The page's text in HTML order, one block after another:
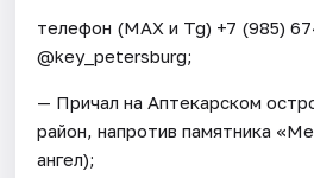
телефон (МАХ и Tg) +7 (985)
@key_petersburg;
— Причал на Аптекарском
район, напротив памятника
ангел);